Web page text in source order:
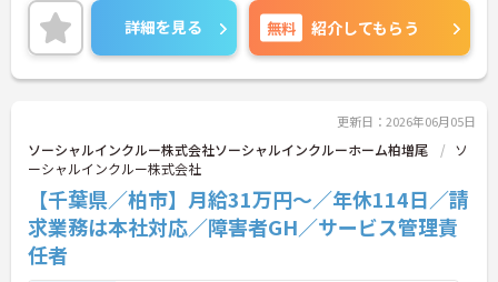
エリアマネージャーがしっかりとサポートしますの
で、未経験でも安心して働けます。昇給・賞与制度
があり、頑張りがきちんと評価される職場です。ご
興味のある方には、面接対策ポイントなど、さらに
詳細を見る 無料 紹介してもらう
更新日：2026年06月05日
ソーシャルインクルー株式会社ソーシャルインクルーホーム柏増尾
ソ
ーシャルインクルー株式会社
【千葉県／柏市】月給31万円～／年休114日／請
求業務は本社対応／障害者GH／サービス管理責
任者